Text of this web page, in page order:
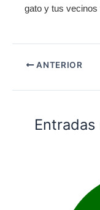
gato y tus vecinos
ANTERIOR